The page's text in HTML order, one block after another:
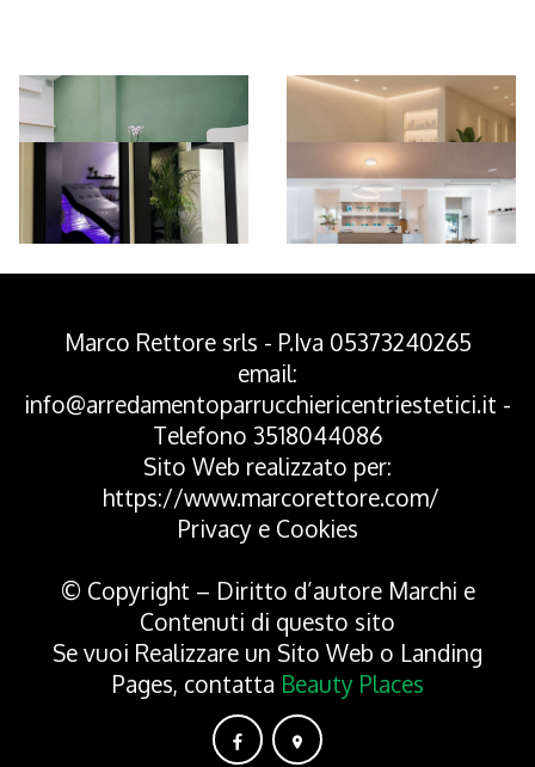
Marco Rettore srls - P.Iva 05373240265
email:
info@arredamentoparrucchiericentriestetici.it -
Telefono 3518044086
Sito Web realizzato per:
https://www.marcorettore.com/
Privacy e Cookies
© Copyright – Diritto d’autore Marchi e
Contenuti di questo sito
Se vuoi Realizzare un Sito Web o Landing
Pages, contatta Beauty Places